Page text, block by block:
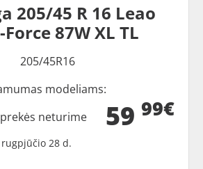
205/45 R 16 Leao
87W XL TL
205/45R16
modeliams:
59 99€
neturime
28 d.